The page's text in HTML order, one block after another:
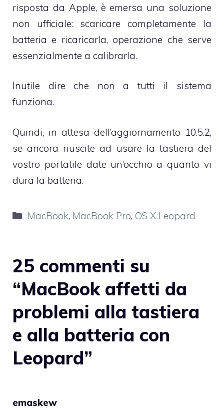
risposta da Apple, è emersa una soluzione
non ufficiale: scaricare completamente la
batteria e ricaricarla, operazione che serve
essenzialmente a calibrarla.
Inutile dire che non a tutti il sistema
funziona.
Quindi, in attesa dell’aggiornamento 10.5.2,
se ancora riuscite ad usare la tastiera del
vostro portatile date un’occhio a quanto vi
dura la batteria.
Categorie
MacBook, MacBook Pro, OS X Leopard
25 commenti su
“MacBook affetti da
problemi alla tastiera
e alla batteria con
Leopard”
emaskew